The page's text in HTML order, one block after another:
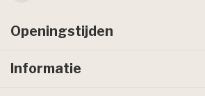
Openingstijden
Informatie